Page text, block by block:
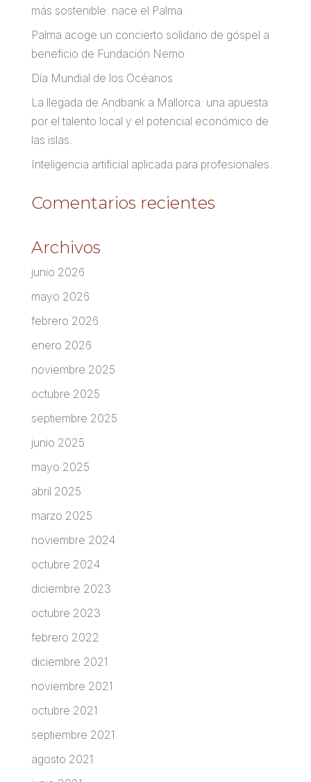
más sostenible: nace el Palma.
Palma acoge un concierto solidario de góspel a
beneficio de Fundación Nemo
Día Mundial de los Océanos
La llegada de Andbank a Mallorca: una apuesta
por el talento local y el potencial económico de
las islas.
Inteligencia artificial aplicada para profesionales.
Comentarios recientes
Archivos
junio 2026
mayo 2026
febrero 2026
enero 2026
noviembre 2025
octubre 2025
septiembre 2025
junio 2025
mayo 2025
abril 2025
marzo 2025
noviembre 2024
octubre 2024
diciembre 2023
octubre 2023
febrero 2022
diciembre 2021
noviembre 2021
octubre 2021
septiembre 2021
agosto 2021